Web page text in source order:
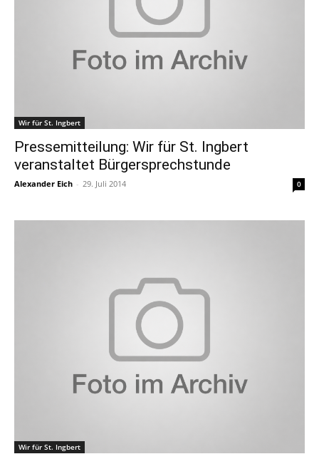
Wir für St. Ingbert
Pressemitteilung: Wir für St. Ingbert
veranstaltet Bürgersprechstunde
Alexander Eich - 29. Juli 2014 0
Wir für St. Ingbert